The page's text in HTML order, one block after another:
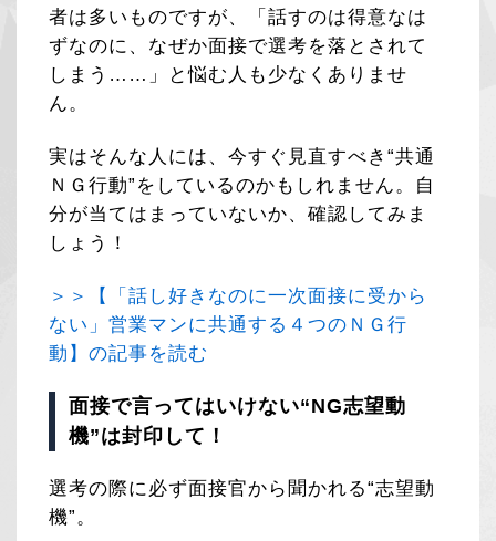
者は多いものですが、「話すのは得意なは
ずなのに、なぜか面接で選考を落とされて
しまう……」と悩む人も少なくありませ
ん。
実はそんな人には、今すぐ見直すべき“共通
ＮＧ行動”をしているのかもしれません。自
分が当てはまっていないか、確認してみま
しょう！
＞＞【「話し好きなのに一次面接に受から
ない」営業マンに共通する４つのＮＧ行
動】の記事を読む
面接で言ってはいけない“NG志望動
機”は封印して！
選考の際に必ず面接官から聞かれる“志望動
機”。